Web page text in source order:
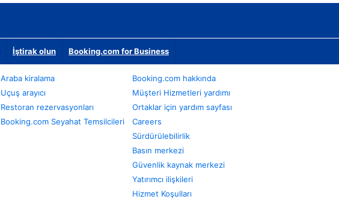
İştirak olun Booking.com for Business
Araba kiralama
Uçuş arayıcı
Restoran rezervasyonları
Booking.com Seyahat Temsilcileri
Booking.com hakkında
Müşteri Hizmetleri yardımı
Ortaklar için yardım sayfası
Careers
Sürdürülebilirlik
Basın merkezi
Güvenlik kaynak merkezi
Yatırımcı ilişkileri
Hizmet Koşulları